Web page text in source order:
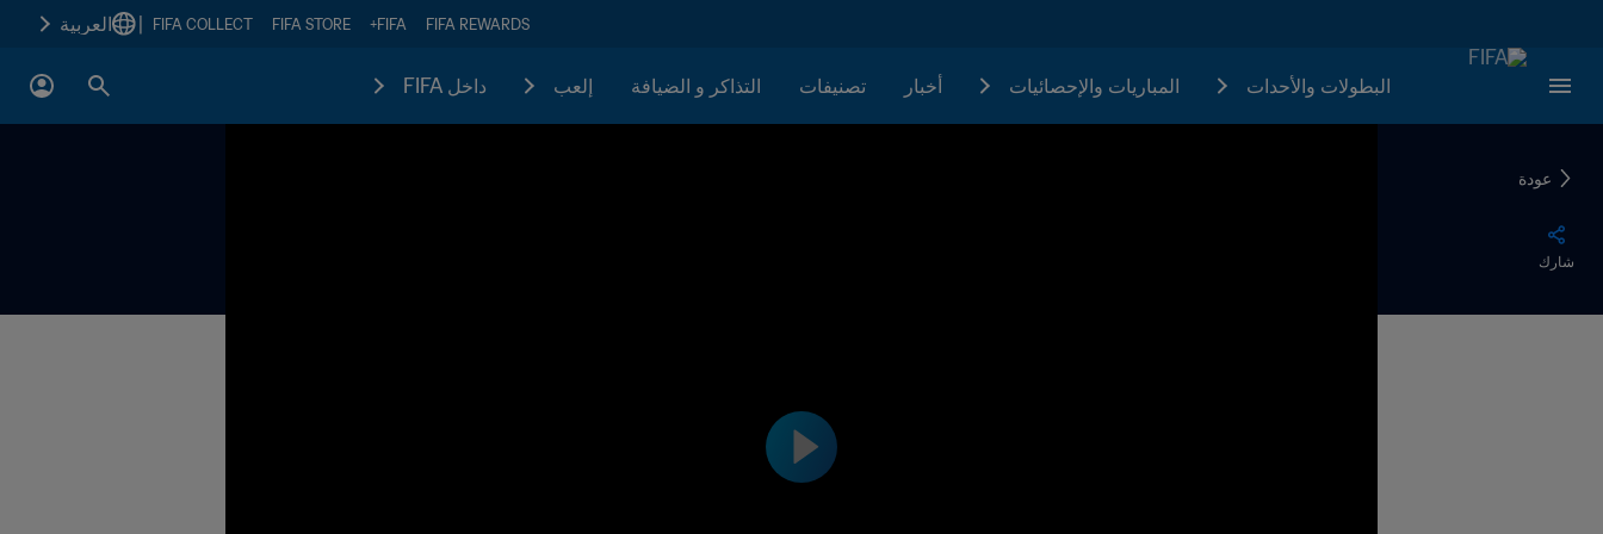
FIFA REWARDS
FIFA+
FIFA STORE
FIFA COLLECT العربية
البطولات والأحدات المباريات والإحصائيات أخبار تصنيفات التذاكر و الضيافة إلعب داخل FIFA
عودة
شارك